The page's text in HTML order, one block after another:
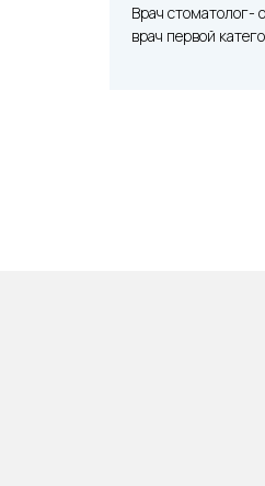
Врач стоматолог-
врач первой